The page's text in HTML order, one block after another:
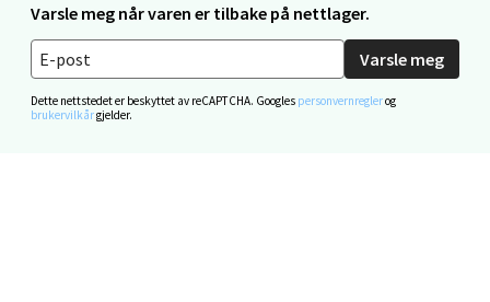
Varsle meg når varen er tilbake på nettlager.
Varsle meg
Dette nettstedet er beskyttet av reCAPTCHA. Googles personvernreglerog
brukervilkårgjelder.
Velg